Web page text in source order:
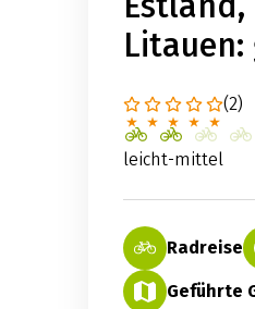
(2)
leicht-mittel
Radreise
Geführte